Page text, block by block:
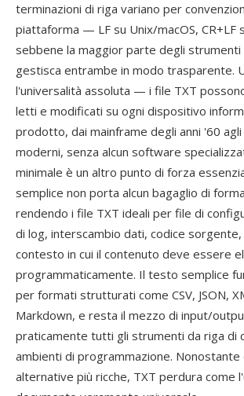
terminazioni di riga variano per
piattaforma — LF su Unix/macOS, CR+LF
sebbene la maggior parte degli
gestisca entrambe in modo trasparente.
l'universalità assoluta — i file TXT
letti e modificati su ogni dispositivo
prodotto, dai mainframe degli anni '60
moderni, senza alcun software
minimale è un altro punto di forza
semplice non porta alcun bagaglio di
rendendo i file TXT ideali per file di
di log, interscambio dati, codice
contesto in cui il contenuto deve essere
programmaticamente. Il testo semplice
per formati strutturati come CSV, JSON,
Markdown, e resta il mezzo di input/
praticamente tutti gli strumenti da riga di
ambienti di programmazione. Nonostante
alternative più ricche, TXT perdura come